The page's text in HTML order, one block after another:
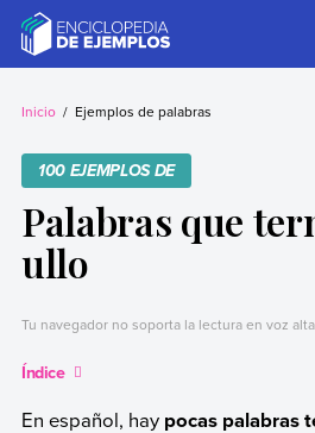
contentEjemplos
Necesitas ejemplos.
Inicio Ejemplos de palabras
100 EJEMPLOS DE
Palabras que
ullo
Tu navegador no soporta la lectura en voz
Índice
En español, hay pocas palabras